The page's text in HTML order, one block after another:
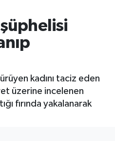
kadını taciz eden
üzerine incelenen
fırında yakalanarak
Haritası
ve Fikstür